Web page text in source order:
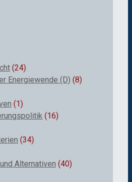
(24)
Energiewende (D) (8)
(1)
(16)
(34)
Alternativen (40)